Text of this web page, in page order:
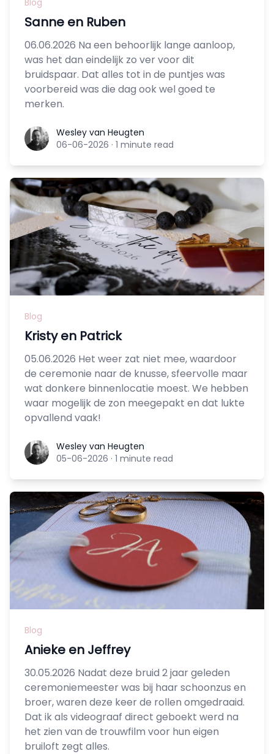
Blog
Sanne en Ruben
06.06.2026 Na een behoorlijk lange aanloop,
was het dan eindelijk zo ver voor dit
bruidspaar. Dat alles tot in de puntjes was
voorbereid was die dag ook wel goed te
merken.
Wesley van Heugten
Wesley van Heugten
06-06-2026 · 1 minute read
Blog
Kristy en Patrick
05.06.2026 Het weer zat niet mee, waardoor
de ceremonie naar de knusse, sfeervolle maar
wat donkere binnenlocatie moest. We hebben
waar mogelijk de zon meegepakt en dat lukte
opvallend vaak!
Wesley van Heugten
Wesley van Heugten
05-06-2026 · 1 minute read
Blog
Anieke en Jeffrey
30.05.2026 Nadat deze bruid 2 jaar geleden
ceremoniemeester was bij haar schoonzus en
broer, waren deze keer de rollen omgedraaid.
Dat ik als videograaf direct geboekt werd na
het zien van de trouwfilm voor hun eigen
bruiloft zegt alles.